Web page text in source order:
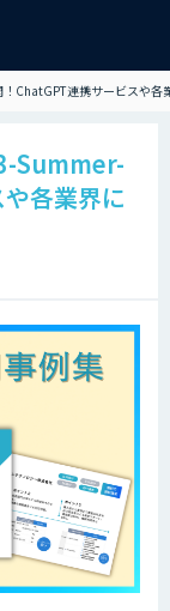
ChatGPT連携サービスや各
Summer-
各業界に